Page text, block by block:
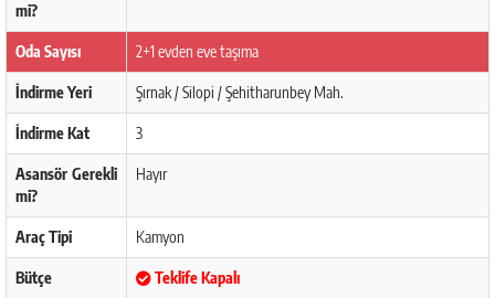
mi?
Oda Sayısı 2+1 evden eve taşıma
İndirme Yeri Şırnak / Silopi / Şehitharunbey Mah.
İndirme Kat 3
Asansör Gerekli
mi?
Hayır
Araç Tipi Kamyon
Bütçe Teklife Kapalı